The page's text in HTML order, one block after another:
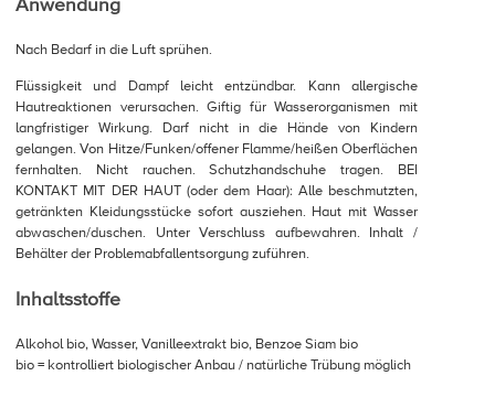
Anwendung
Nach Bedarf in die Luft sprühen.
Flüssigkeit und Dampf leicht entzündbar. Kann allergische
Hautreaktionen verursachen. Giftig für Wasserorganismen mit
langfristiger Wirkung. Darf nicht in die Hände von Kindern
gelangen. Von Hitze/Funken/offener Flamme/heißen Oberflächen
fernhalten. Nicht rauchen. Schutzhandschuhe tragen. BEI
KONTAKT MIT DER HAUT (oder dem Haar): Alle beschmutzten,
getränkten Kleidungsstücke sofort ausziehen. Haut mit Wasser
abwaschen/duschen. Unter Verschluss aufbewahren. Inhalt /
Behälter der Problemabfallentsorgung zuführen.
Inhaltsstoffe
Alkohol bio, Wasser, Vanilleextrakt bio, Benzoe Siam bio
bio = kontrolliert biologischer Anbau / natürliche Trübung möglich